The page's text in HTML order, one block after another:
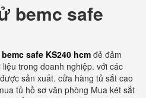
bemc safe
safe KS240 hcm đẻ đảm
trong doanh nghiệp. với các
sản xuất. cửa hàng tủ sắt cao
tủ hồ sơ văn phòng Mua két sắt